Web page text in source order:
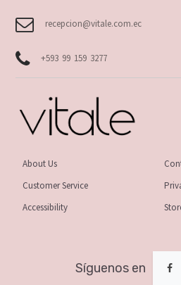
recepcion@vitale.com.ec
+593 99 159 3277
About Us
Customer Service
Accessibility
Síguenos en